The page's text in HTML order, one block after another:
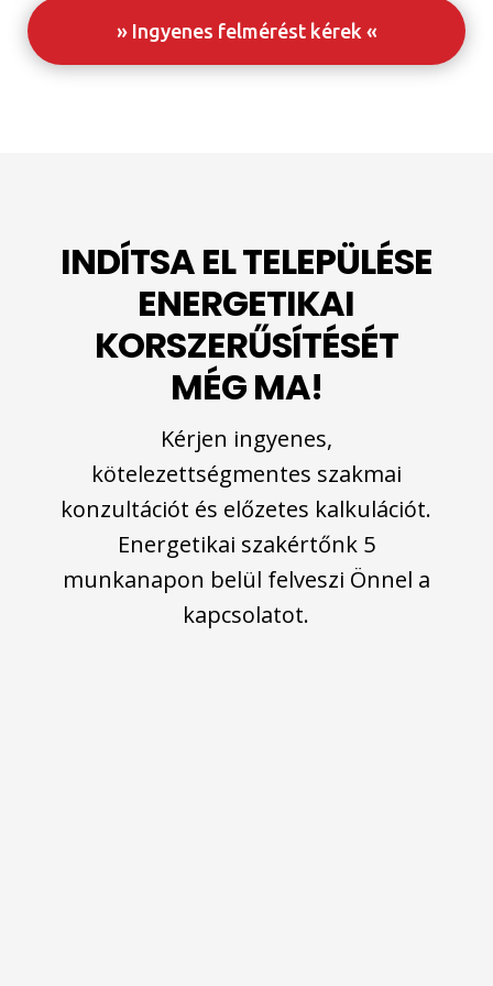
» Ingyenes felmérést kérek «
INDÍTSA EL TELEPÜLÉSE
ENERGETIKAI
KORSZERŰSÍTÉSÉT
MÉG MA!
Kérjen ingyenes,
kötelezettségmentes szakmai
konzultációt és előzetes kalkulációt.
Energetikai szakértőnk 5
munkanapon belül felveszi Önnel a
kapcsolatot.